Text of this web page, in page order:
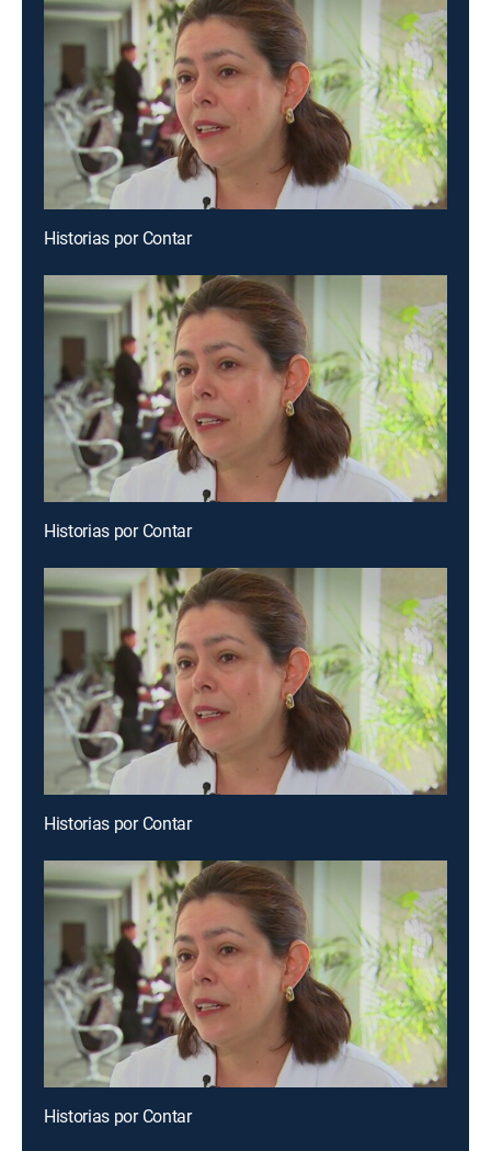
Historias por Contar
Historias por Contar
Historias por Contar
Historias por Contar